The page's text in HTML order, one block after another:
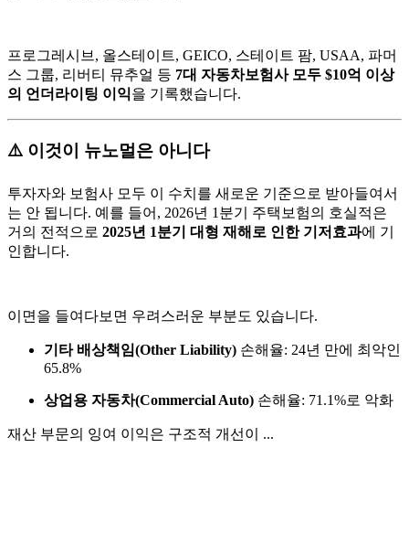
프로그레시브, 올스테이트, GEICO, 스테이트 팜, USAA, 파머
스 그룹, 리버티 뮤추얼 등 7대 자동차보험사 모두 $10억 이상
의 언더라이팅 이익을 기록했습니다.
⚠️ 이것이 뉴노멀은 아니다
투자자와 보험사 모두 이 수치를 새로운 기준으로 받아들여서
는 안 됩니다. 예를 들어, 2026년 1분기 주택보험의 호실적은
거의 전적으로 2025년 1분기 대형 재해로 인한 기저효과에 기
인합니다.
이면을 들여다보면 우려스러운 부분도 있습니다.
기타 배상책임(Other Liability) 손해율: 24년 만에 최악인
65.8%
상업용 자동차(Commercial Auto) 손해율: 71.1%로 악화
재산 부문의 잉여 이익은 구조적 개선이 ...